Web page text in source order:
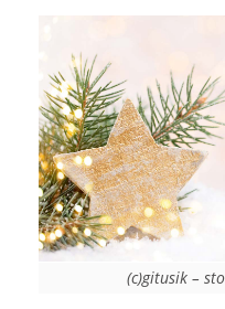
Mail: service@stadt-
(03686) 39 02 0 [rule
[amazon
type="basic"]
(c)gitusik –